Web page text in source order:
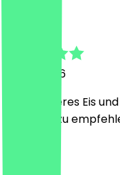
12. Juli 2026
Sehr leckeres Eis
Eindeutig zu